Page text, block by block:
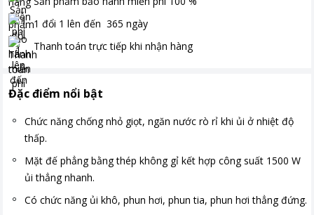
1 đổi 1 lên đến 365 ngày
Thanh toán trực tiếp khi nhận hàng
Đặc điểm nổi bật
Chức năng chống nhỏ giọt, ngăn nước rò rỉ khi ủi ở nhiệt độ
thấp.
Mặt đế phẳng bằng thép không gỉ kết hợp công suất 1500 W
ủi thẳng nhanh.
Có chức năng ủi khô, phun hơi, phun tia, phun hơi thẳng đứng.